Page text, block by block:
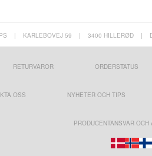
| KARLEBOVEJ 59 | 3400 HILLERØD |
RETURVAROR ORDERSTATUS
OSS NYHETER OCH TIPS
PRODUCENTANSVAR OCH